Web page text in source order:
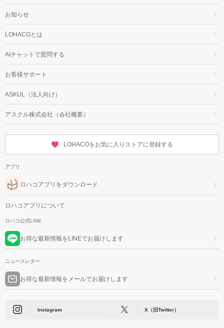
お知らせ
LOHACOとは
AIチャットで質問する
お客様サポート
ASKUL（法人向け）
アスクル株式会社（会社概要）
LOHACOをお気に入りストアに登録する
アプリ
ロハコアプリをダウンロード
ロハコアプリについて
ロハコ公式LINE
お得な最新情報をLINEでお届けします
ニュースレター
お得な最新情報をメールでお届けします
Instagram X（旧Twitter）